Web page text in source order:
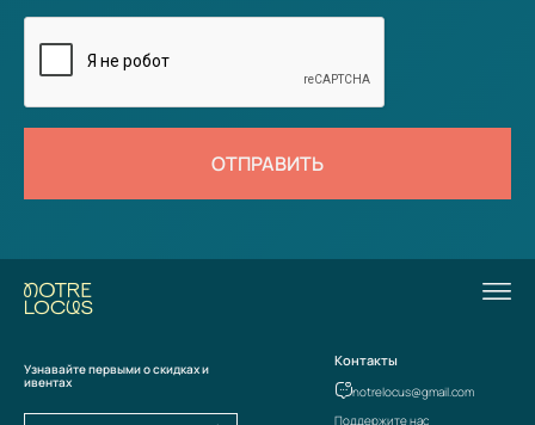
ОТПРАВИТЬ
Узнавайте первыми о скидках и
ивентах
Контакты
notrelocus@gmail.com
Поддержите нас